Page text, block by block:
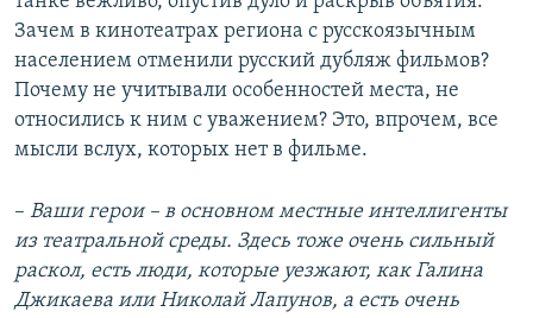
Зачем в кинотеатрах региона с русскоязычным
населением отменили русский дубляж фильмов?
Почему не учитывали особенностей места, не
относились к ним с уважением? Это, впрочем, все
мысли вслух, которых нет в фильме.
–​ Ваши герои – в основном местные интеллигенты
из театральной среды. Здесь тоже очень сильный
раскол, есть люди, которые уезжают, как Галина
Джикаева или Николай Лапунов, а есть очень